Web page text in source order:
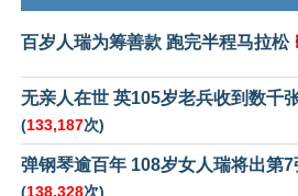
百岁人瑞为筹善款 跑完半程马拉松
无亲人在世 英105岁老兵收到数千
(133,187次)
弹钢琴逾百年 108岁女人瑞将出第7
(138,328次)